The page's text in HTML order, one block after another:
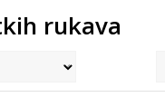
rukava